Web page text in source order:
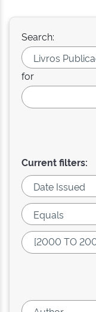
Search:
for
Current filters: